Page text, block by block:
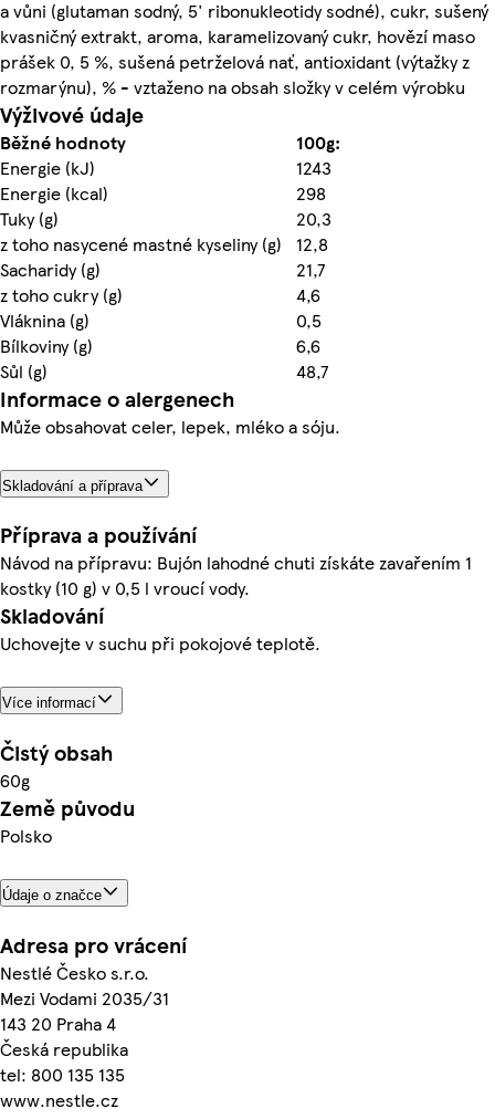
a vůni (glutaman sodný, 5' ribonukleotidy sodné), cukr, sušený
kvasničný extrakt, aroma, karamelizovaný cukr, hovězí maso
prášek 0, 5 %, sušená petrželová nať, antioxidant (výtažky z
rozmarýnu), % - vztaženo na obsah složky v celém výrobku
Výživové údaje
Běžné hodnoty
100g:
Energie (kJ)
1243
Energie (kcal)
298
Tuky (g)
20,3
z toho nasycené mastné kyseliny (g)
12,8
Sacharidy (g)
21,7
z toho cukry (g)
4,6
Vláknina (g)
0,5
Bílkoviny (g)
6,6
Sůl (g)
48,7
Informace o alergenech
Může obsahovat celer, lepek, mléko a sóju.
Skladování a příprava
Příprava a používání
Návod na přípravu: Bujón lahodné chuti získáte zavařením 1
kostky (10 g) v 0,5 l vroucí vody.
Skladování
Uchovejte v suchu při pokojové teplotě.
Více informací
Čistý obsah
60g
Země původu
Polsko
Údaje o značce
Adresa pro vrácení
Nestlé Česko s.r.o.
Mezi Vodami 2035/31
143 20 Praha 4
Česká republika
tel: 800 135 135
www.nestle.cz